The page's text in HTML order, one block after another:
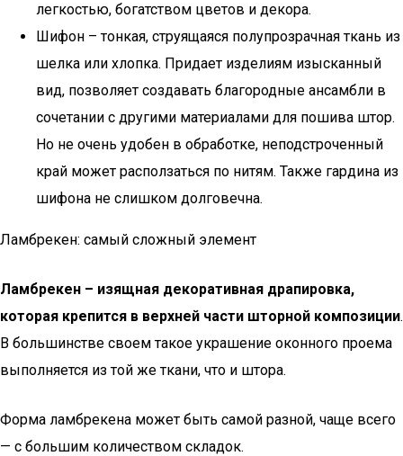
легкостью, богатством цветов и декора.
Шифон – тонкая, струящаяся полупрозрачная ткань из
шелка или хлопка. Придает изделиям изысканный
вид, позволяет создавать благородные ансамбли в
сочетании с другими материалами для пошива штор.
Но не очень удобен в обработке, неподстроченный
край может расползаться по нитям. Также гардина из
шифона не слишком долговечна.
Ламбрекен: самый сложный элемент
Ламбрекен – изящная декоративная драпировка,
которая крепится в верхней части шторной композиции.
В большинстве своем такое украшение оконного проема
выполняется из той же ткани, что и штора.
Форма ламбрекена может быть самой разной, чаще всего
— с большим количеством складок.